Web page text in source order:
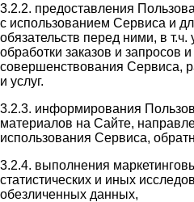
3.2.2. предоставления
с использованием Сервиса и
обязательств перед ними, в
обработки заказов и запросов
совершенствования Сервиса,
и услуг.
3.2.3. информирования
материалов на Сайте,
использования Сервиса,
3.2.4. выполнения
статистических и иных
обезличенных данных,